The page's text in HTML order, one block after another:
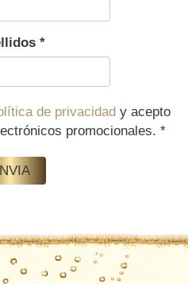
*
de privacidad y acepto
promocionales. *